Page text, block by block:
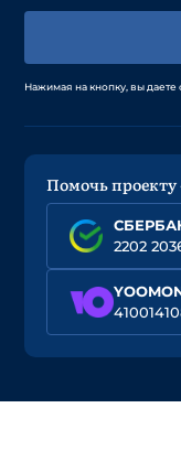
Нажимая на кнопку, вы даете
Помочь
2202